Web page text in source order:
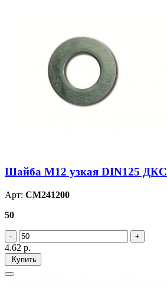
Шайба М12 узкая DIN125 ДКС
Арт: CM241200
50
4.62 р.
Купить